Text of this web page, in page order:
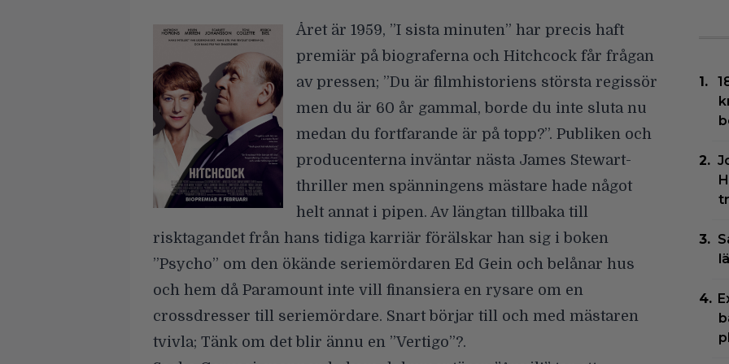
Året är 1959, ”I sista minuten” har precis haft
premiär på biograferna och Hitchcock får frågan
av pressen; ”Du är filmhistoriens största regissör
men du är 60 år gammal, borde du inte sluta nu
medan du fortfarande är på topp?”. Publiken och
producenterna inväntar nästa James Stewart-
thriller men spänningens mästare hade något
helt annat i pipen. Av längtan tillbaka till
risktagandet från hans tidiga karriär förälskar han sig i boken
”Psycho” om den ökände seriemördaren Ed Gein och belånar hus
och hem då Paramount inte vill finansiera en rysare om en
crossdresser till seriemördare. Snart börjar till och med mästaren
tvivla; Tänk om det blir ännu en ”Vertigo”?.